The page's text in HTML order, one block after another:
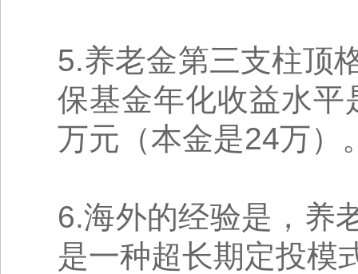
5.养老金第三支柱顶
保基金年化收益水
万元（本金是24万）
6.海外的经验是，养
是一种超长期定投模